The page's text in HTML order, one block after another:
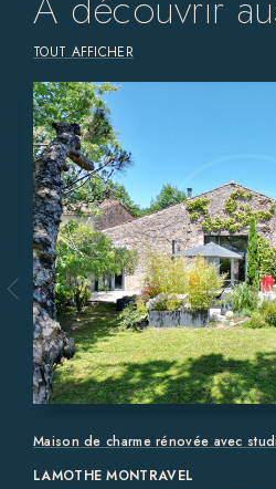
TOUT AFFICHER
Maison de charme rénovée avec
LAMOTHE MONTRAVEL